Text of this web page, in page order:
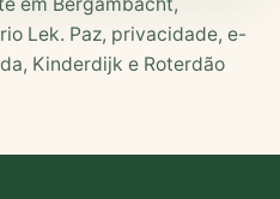
Lek. Paz, privacidade, e-
Kinderdijk e Roterdão